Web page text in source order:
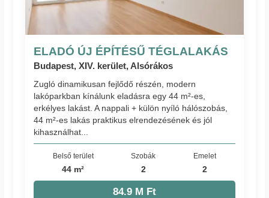
ELADÓ ÚJ ÉPÍTÉSŰ TÉGLALAKÁS
Budapest, XIV. kerület, Alsórákos
Zugló dinamikusan fejlődő részén, modern
lakóparkban kínálunk eladásra egy 44 m²-es,
erkélyes lakást. A nappali + külön nyíló hálószobás,
44 m²-es lakás praktikus elrendezésének és jól
kihasználhat...
Belső terület
44 m²
Szobák
2
Emelet
2
84.9 M Ft